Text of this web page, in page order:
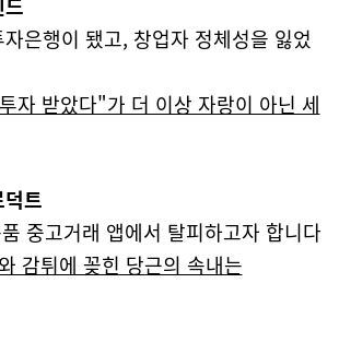
자은행이 됐고, 창업자 정체성을 잃었
자 받았다"가 더 이상 자랑이 아닌 세
트
중고거래 앱에서 탈피하고자 합니다
감튀에 꽂힌 당근의 속내는